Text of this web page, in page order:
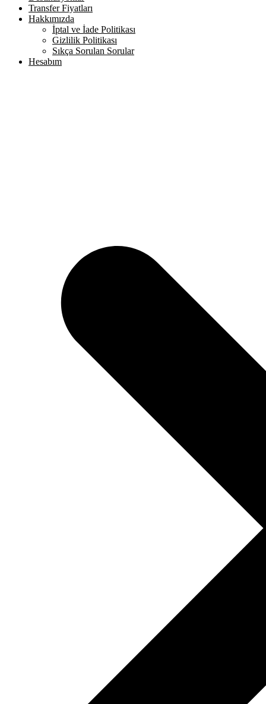
Transfer Fiyatları
Hakkımızda
İptal ve İade Politikası
Gizlilik Politikası
Sıkça Sorulan Sorular
Hesabım